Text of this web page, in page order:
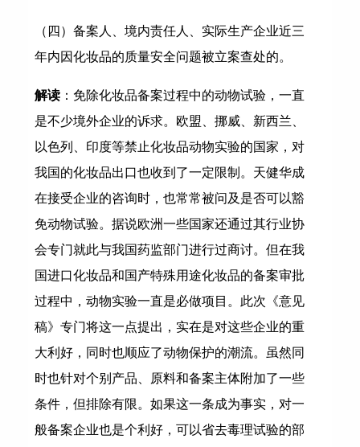
（四）备案人、境内责任人、实际生产企业近三
年内因化妆品的质量安全问题被立案查处的。
解读 ：免除化妆品备案过程中的动物试验，一直
是不少境外企业的诉求。欧盟、挪威、新西兰、
以色列、印度等禁止化妆品动物实验的国家，对
我国的化妆品出口也收到了一定限制。天健华成
在接受企业的咨询时，也常常被问及是否可以豁
免动物试验。据说欧洲一些国家还通过其行业协
会专门就此与我国药监部门进行过商讨。但在我
国进口化妆品和国产特殊用途化妆品的备案审批
过程中，动物实验一直是必做项目。此次《意见
稿》专门将这一点提出，实在是对这些企业的重
大利好，同时也顺应了动物保护的潮流。虽然同
时也针对个别产品、原料和备案主体附加了一些
条件，但排除有限。如果这一条成为事实，对一
般备案企业也是个利好，可以省去毒理试验的部